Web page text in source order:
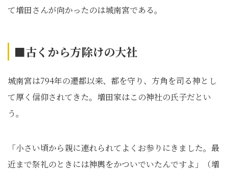
て増田さんが向かったのは城南宮である。
■古くから方除けの大社
城南宮は794年の遷都以来、都を守り、方角を司る神とし
て厚く信仰されてきた。増田家はこの神社の氏子だとい
う。
「小さい頃から親に連れられてよくお参りにきました。最
近まで祭礼のときには神輿をかついでいたんですよ」（増